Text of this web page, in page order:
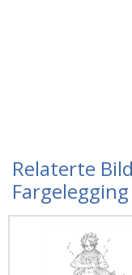
Relaterte
Fargelegging